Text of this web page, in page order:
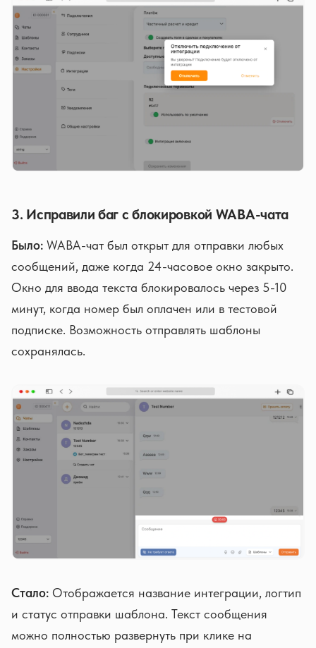
3. Исправили баг с блокировкой WABA-чата
Было: WABA-чат был открыт для отправки любых
сообщений, даже когда 24-часовое окно закрыто.
Окно для ввода текста блокировалось через 5-10
минут, когда номер был оплачен или в тестовой
подписке. Возможность отправлять шаблоны
сохранялась.
Стало: Отображается название интеграции, логтип
и статус отправки шаблона. Текст сообщения
можно полностью развернуть при клике на